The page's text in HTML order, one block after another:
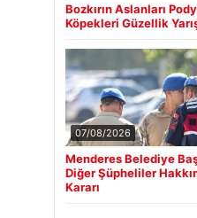
Bozkırın Aslanları
Köpekleri Güzellik
07/08/2026
Menderes Belediye
Diğer Şüpheliler
Kararı